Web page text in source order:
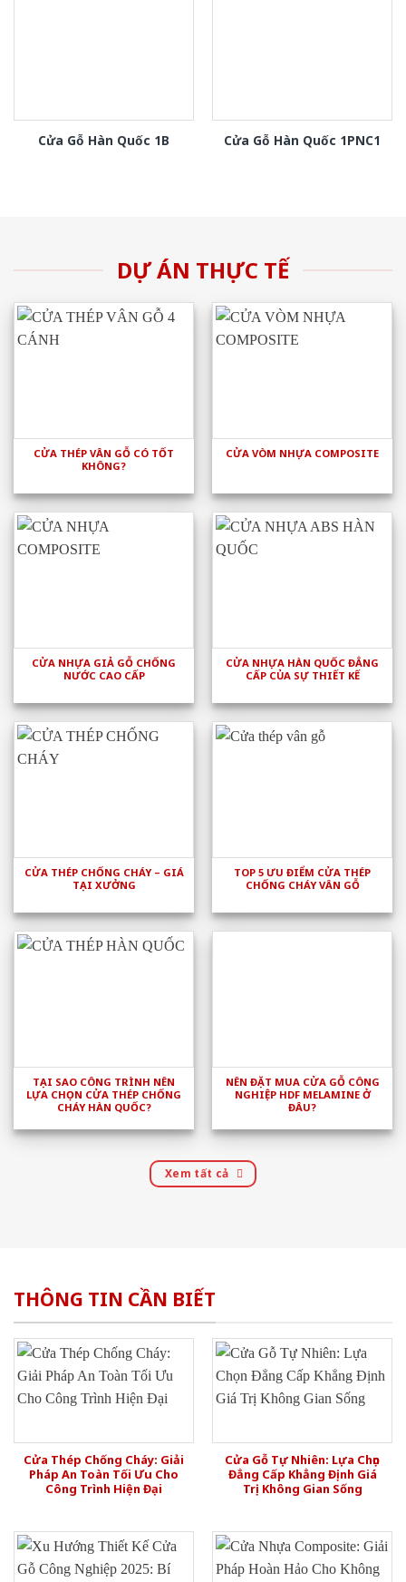
Cửa Gỗ Hàn Quốc 1B Cửa Gỗ Hàn Quốc 1PNC1
DỰ ÁN THỰC TẾ
CỬA THÉP VÂN GỖ CÓ TỐT
KHÔNG?
CỬA VÒM NHỰA COMPOSITE
CỬA NHỰA GIẢ GỖ CHỐNG
NƯỚC CAO CẤP
CỬA NHỰA HÀN QUỐC ĐẲNG
CẤP CỦA SỰ THIẾT KẾ
CỬA THÉP CHỐNG CHÁY – GIÁ
TẠI XƯỞNG
TOP 5 ƯU ĐIỂM CỬA THÉP
CHỐNG CHÁY VÂN GỖ
TẠI SAO CÔNG TRÌNH NÊN
LỰA CHỌN CỬA THÉP CHỐNG
CHÁY HÀN QUỐC?
NÊN ĐẶT MUA CỬA GỖ CÔNG
NGHIỆP HDF MELAMINE Ở
ĐÂU?
Xem tất cả
THÔNG TIN CẦN BIẾT
Cửa Thép Chống Cháy: Giải
Pháp An Toàn Tối Ưu Cho
Công Trình Hiện Đại
Cửa Gỗ Tự Nhiên: Lựa Chọn
Đẳng Cấp Khẳng Định Giá
Trị Không Gian Sống